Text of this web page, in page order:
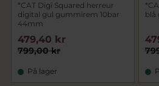
*CAT Digi Squared herreur
digital gul gummirem 10bar
44mm
799,00 kr
479,40 kr
På lager
blå